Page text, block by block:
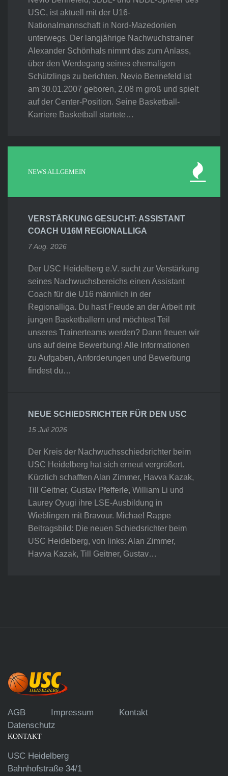
USC, ist aktuell mit der U16-
Nationalmannschaft in Nord-Mazedonien
unterwegs. Der langjährige Nachwuchstrainer
Alexander Schönhals nimmt das zum Anlass,
über den Werdegang seines ehemaligen
Schützlings zu berichten. Nevio Bennefeld ist
am 30.01.2007 geboren, 2,08 m groß und spielt
auf der Center-Position. Seine Basketball-
Karriere Basketball startete…
NEWS ALLGEMEIN
VERSTÄRKUNG GESUCHT: ASSISTANT
COACH U16M REGIONALLIGA
7 Aug. 2026
Der USC Heidelberg e.V. sucht zur Verstärkung
seines Nachwuchsbereichs einen Assistant
Coach für die U16 männlich in der
Regionalliga. Du hast Freude an der Arbeit mit
jungen Basketballern und möchtest Teil
unseres Trainerteams werden? Dann freuen wir
uns auf deine Bewerbung! Alle Informationen
zu Aufgaben, Anforderungen und Bewerbung
findest du…
NEUE SCHIEDSRICHTER FÜR DEN USC
15 Juli 2026
Der Kreis der Nachwuchsschiedsrichter beim
USC Heidelberg hat sich erneut vergrößert.
Kürzlich schafften Alan Zimmer, Havva Kazak,
Till Geitner, Gustav Pfefferle, William Li und
Laurey Oyugi ihre LSE-Ausbildung in
Wieblingen mit Bravour. Michael Rappe
Beitragsbild: Die neuen Schiedsrichter beim
USC Heidelberg, von links: Alan Zimmer,
Havva Kazak, Till Geitner, Gustav…
AGB Impressum
Kontakt
Datenschutz
KONTAKT
USC Heidelberg
Bahnhofstraße 34/1